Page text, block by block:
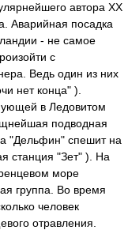
автора ХХ
Аварийная посадка
- не самое
с
Ведь один из них
нет конца" ).
в Ледовитом
подводная
"Дельфин" спешит на
станция "Зет" ). На
море
группа. Во время
человек
отравления.